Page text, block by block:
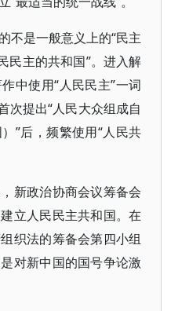
不是一般意义上的“民主
民主的共和国”。进入解
中使用“人民民主”一词
次提出“人民大众组成自
”后，频繁使用“人民共
新政治协商会议筹备会
立人民民主共和国。在
织法的筹备会第四小组
对新中国的国号争论激